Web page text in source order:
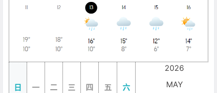
日 一 二 三 四 五 六
2026
MAY